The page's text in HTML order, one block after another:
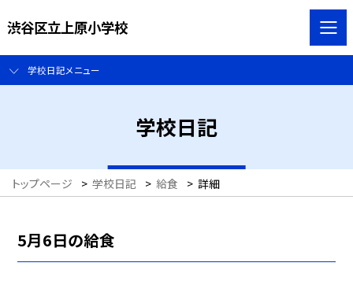
渋谷区立上原小学校
学校日記メニュー
学校日記
トップページ > 学校日記 > 給食 > 詳細
5月6日の給食